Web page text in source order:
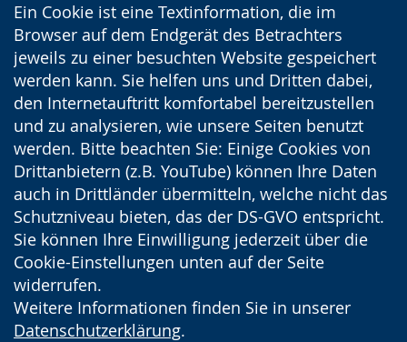
Ein Cookie ist eine Textinformation, die im
Browser auf dem Endgerät des Betrachters
jeweils zu einer besuchten Website gespeichert
werden kann. Sie helfen uns und Dritten dabei,
den Internetauftritt komfortabel bereitzustellen
und zu analysieren, wie unsere Seiten benutzt
werden. Bitte beachten Sie: Einige Cookies von
Drittanbietern (z.B. YouTube) können Ihre Daten
auch in Drittländer übermitteln, welche nicht das
Schutzniveau bieten, das der DS-GVO entspricht.
Sie können Ihre Einwilligung jederzeit über die
Cookie-Einstellungen unten auf der Seite
widerrufen.
Weitere Informationen finden Sie in unserer
Datenschutzerklärung.